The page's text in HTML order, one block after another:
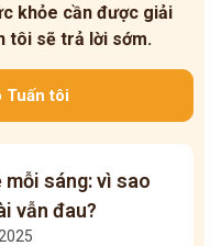
khỏe cần được giải
tôi sẽ trả lời sớm.
Tuấn tôi
mỗi sáng: vì sao
vẫn đau?